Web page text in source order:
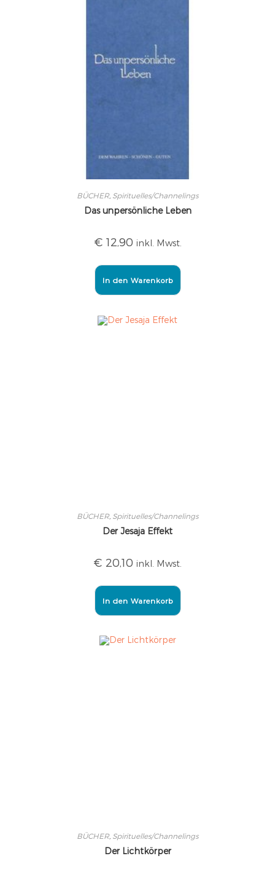
BÜCHER, Spirituelles/Channelings
Das unpersönliche Leben
€ 12,90 inkl. Mwst.
In den Warenkorb
BÜCHER, Spirituelles/Channelings
Der Jesaja Effekt
€ 20,10 inkl. Mwst.
In den Warenkorb
BÜCHER, Spirituelles/Channelings
Der Lichtkörper